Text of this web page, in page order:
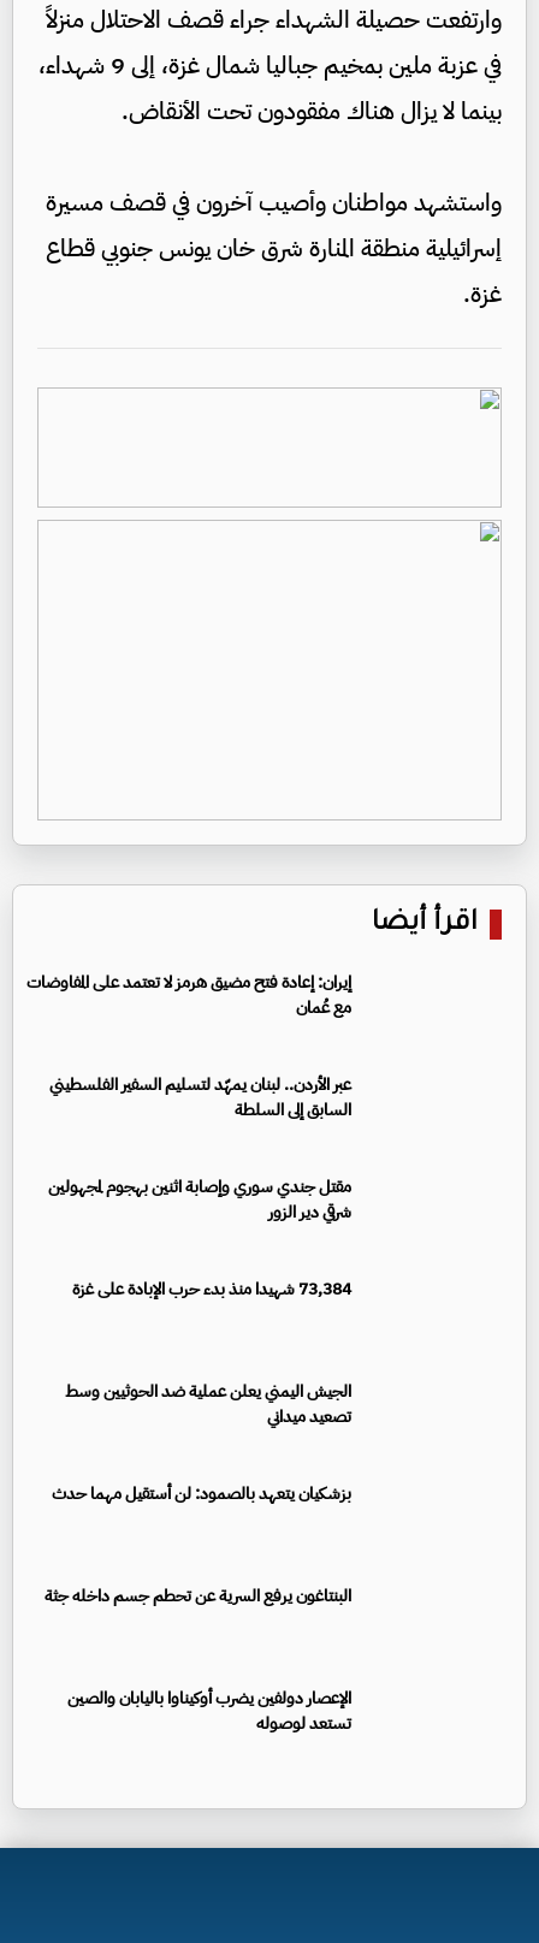
وارتفعت حصيلة الشهداء جراء قصف الاحتلال منزلاً
في عزبة ملين بمخيم جباليا شمال غزة، إلى 9 شهداء،
بينما لا يزال هناك مفقودون تحت الأنقاض.
واستشهد مواطنان وأصيب آخرون في قصف مسيرة
إسرائيلية منطقة المنارة شرق خان يونس جنوبي قطاع
غزة.
اقرأ أيضا
إيران: إعادة فتح مضيق هرمز لا تعتمد على المفاوضات
مع عُمان
عبر الأردن.. لبنان يمهّد لتسليم السفير الفلسطيني
السابق إلى السلطة
مقتل جندي سوري وإصابة اثنين بهجوم لمجهولين
شرقي دير الزور
73,384 شهيدا منذ بدء حرب الإبادة على غزة
الجيش اليمني يعلن عملية ضد الحوثيين وسط
تصعيد ميداني
بزشكيان يتعهد بالصمود: لن أستقيل مهما حدث
البنتاغون يرفع السرية عن تحطم جسم داخله جثة
الإعصار دولفين يضرب أوكيناوا باليابان والصين
تستعد لوصوله